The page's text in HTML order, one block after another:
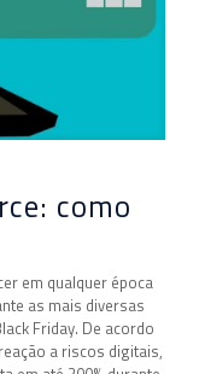
como
em qualquer época
as mais diversas
Friday. De acordo
a riscos digitais,